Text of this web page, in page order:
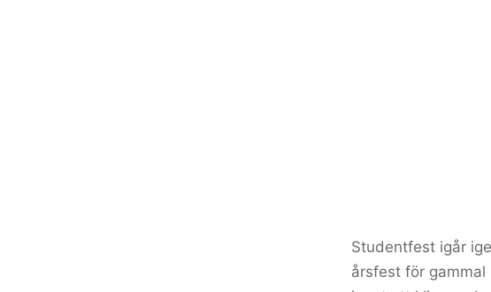
Studentfest igår
årsfest för